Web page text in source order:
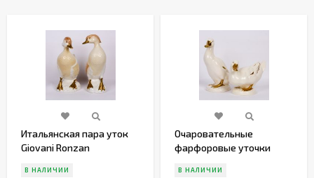
Итальянская пара уток
Giovani Ronzan
В НАЛИЧИИ
Очаровательные
фарфоровые уточки
В НАЛИЧИИ